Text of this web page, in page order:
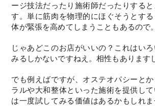
ージ技法だったり施術師だったりする
す。単に筋肉を物理的にほぐそうとす
体が緊張を高めてしまうこともあるので。
じゃあどこのお店がいいの？これはい
みるしかないですねえ。相性もあります
でも例えばですが、オステオパシーと
ラルや大和整体といった施術を提供し
は一度試してみる価値はあるかもしれ